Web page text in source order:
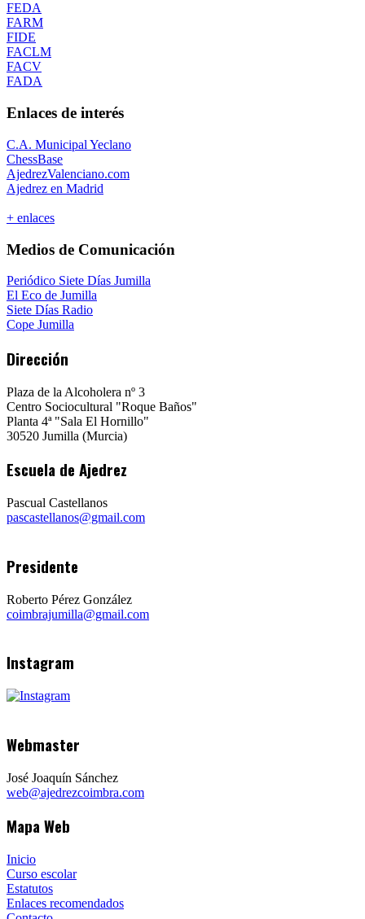
FEDA
FARM
FIDE
FACLM
FACV
FADA
Enlaces de interés
C.A. Municipal Yeclano
ChessBase
AjedrezValenciano.com
Ajedrez en Madrid
+ enlaces
Medios de Comunicación
Periódico Siete Días Jumilla
El Eco de Jumilla
Siete Días Radio
Cope Jumilla
Dirección
Plaza de la Alcoholera nº 3
Centro Sociocultural "Roque Baños"
Planta 4ª "Sala El Hornillo"
30520 Jumilla (Murcia)
Escuela de Ajedrez
Pascual Castellanos
pascastellanos@gmail.com
Presidente
Roberto Pérez González
coimbrajumilla@gmail.com
Instagram
Webmaster
José Joaquín Sánchez
web@ajedrezcoimbra.com
Mapa Web
Inicio
Curso escolar
Estatutos
Enlaces recomendados